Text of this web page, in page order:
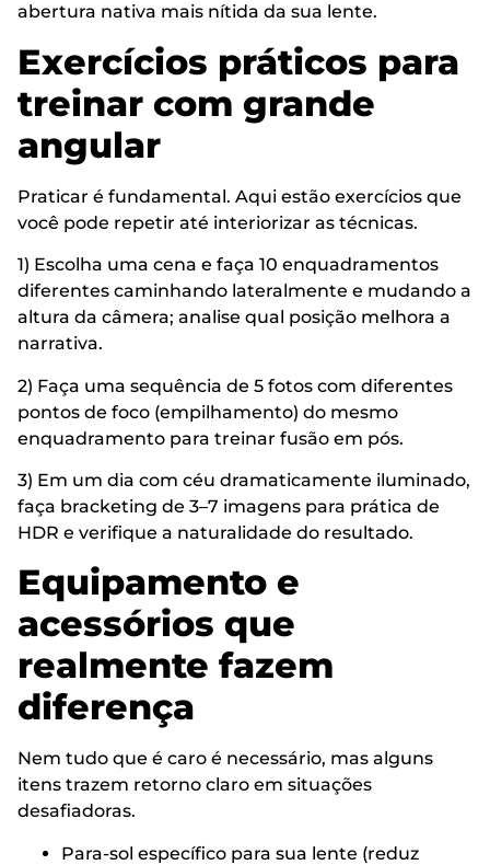
abertura nativa mais nítida da sua lente.
Exercícios práticos para
treinar com grande
angular
Praticar é fundamental. Aqui estão exercícios que
você pode repetir até interiorizar as técnicas.
1) Escolha uma cena e faça 10 enquadramentos
diferentes caminhando lateralmente e mudando a
altura da câmera; analise qual posição melhora a
narrativa.
2) Faça uma sequência de 5 fotos com diferentes
pontos de foco (empilhamento) do mesmo
enquadramento para treinar fusão em pós.
3) Em um dia com céu dramaticamente iluminado,
faça bracketing de 3–7 imagens para prática de
HDR e verifique a naturalidade do resultado.
Equipamento e
acessórios que
realmente fazem
diferença
Nem tudo que é caro é necessário, mas alguns
itens trazem retorno claro em situações
desafiadoras.
Para-sol específico para sua lente (reduz